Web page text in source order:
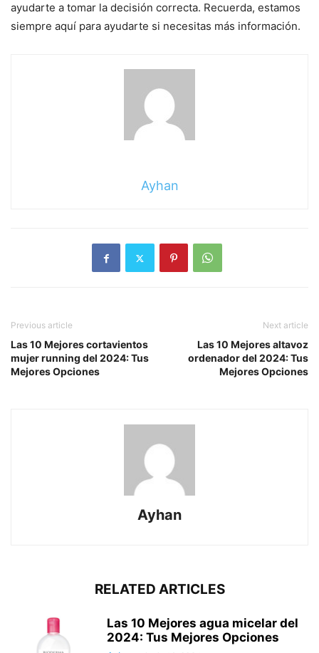
ayudarte a tomar la decisión correcta. Recuerda, estamos
siempre aquí para ayudarte si necesitas más información.
Ayhan
Previous article
Las 10 Mejores cortavientos
mujer running del 2024: Tus
Mejores Opciones
Next article
Las 10 Mejores altavoz
ordenador del 2024: Tus
Mejores Opciones
Ayhan
RELATED ARTICLES
Las 10 Mejores agua micelar del
2024: Tus Mejores Opciones